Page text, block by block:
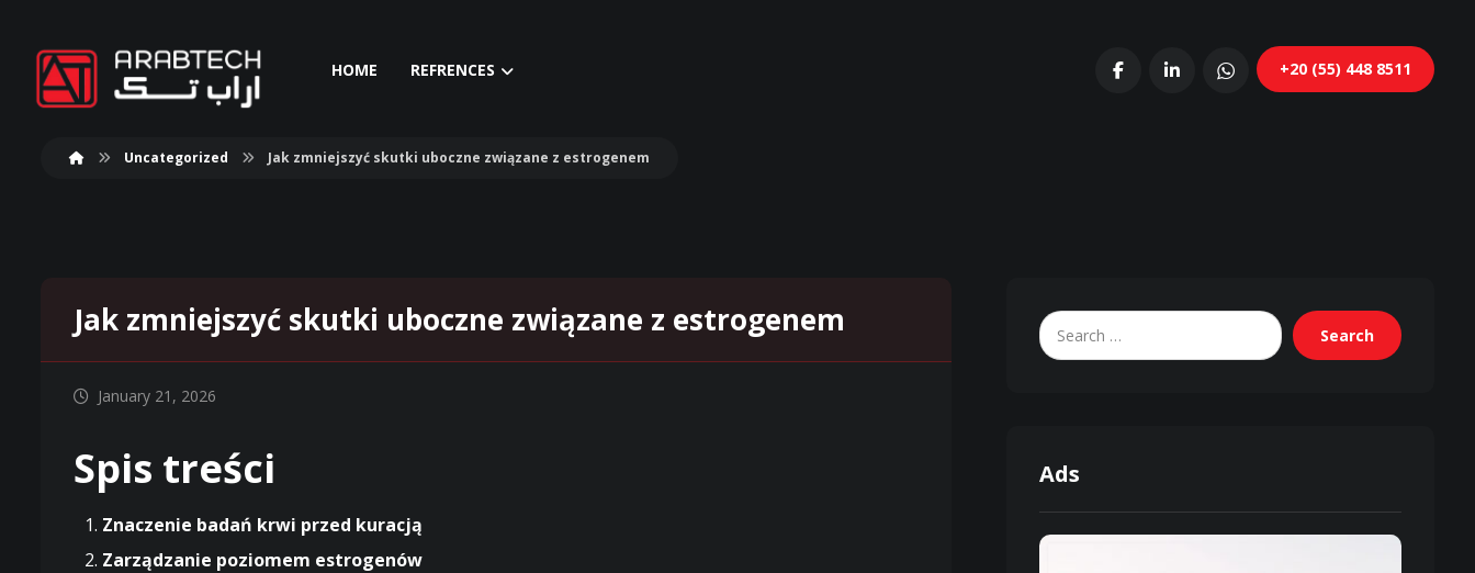
HOME REFRENCES +20 (55) 448 8511
Uncategorized Jak zmniejszyć skutki uboczne związane z estrogenem
Jak zmniejszyć skutki uboczne związane z estrogenem
January 21, 2026
Spis treści
Znaczenie badań krwi przed kuracją
Zarządzanie poziomem estrogenów
Search
Ads